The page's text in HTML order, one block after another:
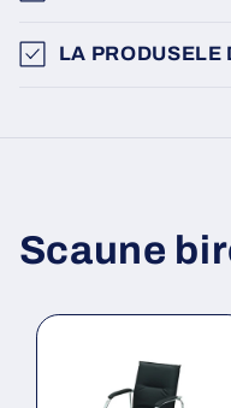
LA PRODUSELE
Scaune